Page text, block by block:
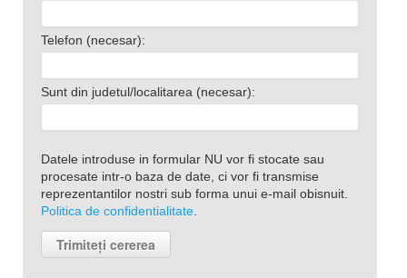
Telefon (necesar):
Sunt din judetul/localitarea (necesar):
Datele introduse in formular NU vor fi stocate sau
procesate intr-o baza de date, ci vor fi transmise
reprezentantilor nostri sub forma unui e-mail obisnuit.
Politica de confidentialitate